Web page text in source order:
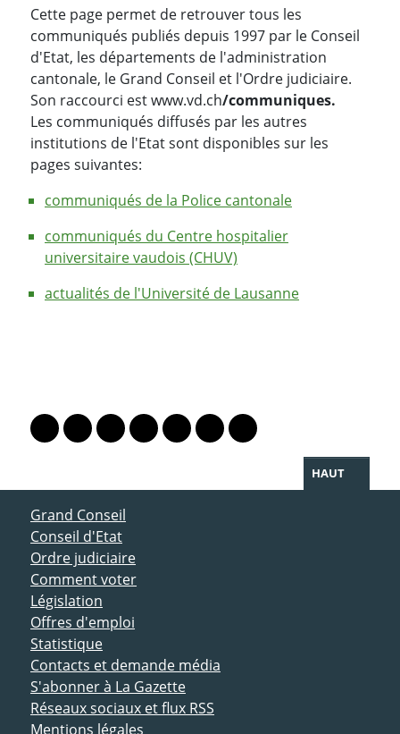
Cette page permet de retrouver tous les
communiqués publiés depuis 1997 par le Conseil
d'Etat, les départements de l'administration
cantonale, le Grand Conseil et l'Ordre judiciaire.
Son raccourci est www.vd.ch/communiques.
Les communiqués diffusés par les autres
institutions de l'Etat sont disponibles sur les
pages suivantes:
communiqués de la Police cantonale
communiqués du Centre hospitalier
universitaire vaudois (CHUV)
actualités de l'Université de Lausanne
Lien vers le profil Mastodon
Lien vers le profil Bluesky
Lien vers le profil Instagram
Lien vers le profil Linkedin
Lien vers le profil Facebook
Lien vers le profil Twitter
Partager par WhatsApp
HAUT
ACCÈS DIRECT
Grand Conseil
Conseil d'Etat
Ordre judiciaire
Comment voter
Législation
Offres d'emploi
Statistique
Contacts et demande média
S'abonner à La Gazette
Réseaux sociaux et flux RSS
Mentions légales